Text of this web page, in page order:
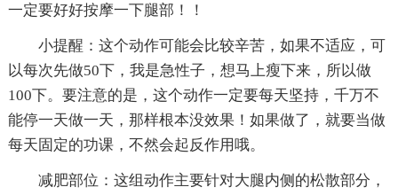
一定要好好按摩一下腿部！！
小提醒：这个动作可能会比较辛苦，如果不适应，可
以每次先做50下，我是急性子，想马上瘦下来，所以做
100下。要注意的是，这个动作一定要每天坚持，千万不
能停一天做一天，那样根本没效果！如果做了，就要当做
每天固定的功课，不然会起反作用哦。
减肥部位：这组动作主要针对大腿内侧的松散部分，